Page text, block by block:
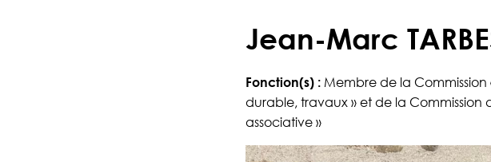
Jean-Marc
Fonction(s) : Membre de la
durable, travaux » et de la Commission
associative »